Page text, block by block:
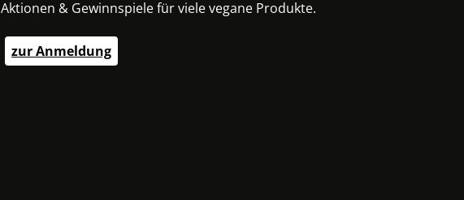
Aktionen & Gewinnspiele für viele vegane Produkte.
zur Anmeldung